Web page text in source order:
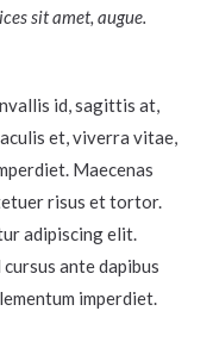
sit amet, augue.
id, sagittis at,
et, viverra vitae,
Maecenas
risus et tortor.
adipiscing elit.
ante dapibus
imperdiet.